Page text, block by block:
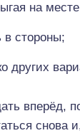
на
в стороны;
других
вперёд,
снова